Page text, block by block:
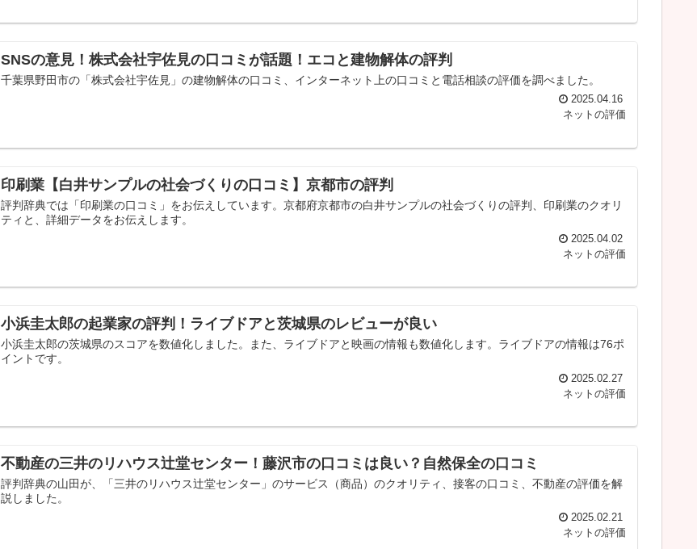
SNSの意見！株式会社宇佐見の口コミが話題！エコと建物解体の評判
千葉県野田市の「株式会社宇佐見」の建物解体の口コミ、インターネット上の口コミと電話相談の評価を調べました。
2025.04.16
ネットの評価
印刷業【白井サンプルの社会づくりの口コミ】京都市の評判
評判辞典では「印刷業の口コミ」をお伝えしています。京都府京都市の白井サンプルの社会づくりの評判、印刷業のクオリ
ティと、詳細データをお伝えします。
2025.04.02
ネットの評価
小浜圭太郎の起業家の評判！ライブドアと茨城県のレビューが良い
小浜圭太郎の茨城県のスコアを数値化しました。また、ライブドアと映画の情報も数値化します。ライブドアの情報は76ポ
イントです。
2025.02.27
ネットの評価
不動産の三井のリハウス辻堂センター！藤沢市の口コミは良い？自然保全の口コミ
評判辞典の山田が、「三井のリハウス辻堂センター」のサービス（商品）のクオリティ、接客の口コミ、不動産の評価を解
説しました。
2025.02.21
ネットの評価